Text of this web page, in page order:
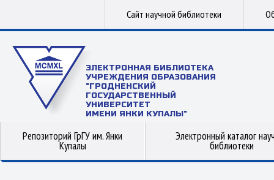
Сайт научной библиотеки
ЭЛЕКТРОННАЯ БИБЛИОТЕКА
УЧРЕЖДЕНИЯ ОБРАЗОВАНИЯ
"ГРОДНЕНСКИЙ
ГОСУДАРСТВЕННЫЙ
УНИВЕРСИТЕТ
ИМЕНИ ЯНКИ КУПАЛЫ"
Репозиторий ГрГУ им. Янки
Купалы
Электронный каталог
библиотеки